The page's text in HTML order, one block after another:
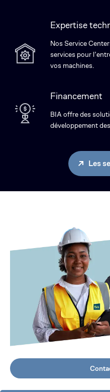
Expertise
Nos Service
services pour
vos machines.
Financement
BIA offre des
développement
Les